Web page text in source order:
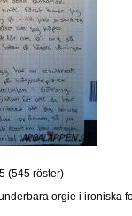
(545 röster)
orgie i ironiska